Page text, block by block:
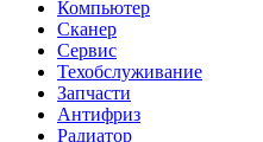
Компьютер
Сканер
Сервис
Техобслуживание
Запчасти
Антифриз
Радиатор